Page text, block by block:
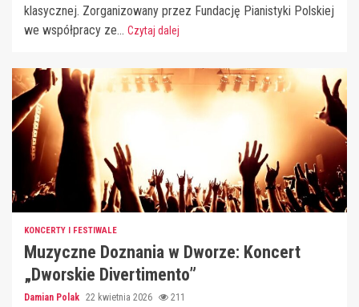
klasycznej. Zorganizowany przez Fundację Pianistyki Polskiej
we współpracy ze... Czytaj dalej
KONCERTY I FESTIWALE
Muzyczne Doznania w Dworze: Koncert
„Dworskie Divertimento”
Damian Polak 22 kwietnia 2026 211